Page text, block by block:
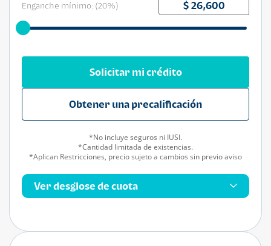
Enganche mínimo: (20%)
Ver desglose de cuota
Solicitar mi crédito
Obtener una precalificación
*No incluye seguros ni IUSI.
*Cantidad limitada de existencias.
*Aplican Restricciones, precio sujeto a cambios sin previo aviso